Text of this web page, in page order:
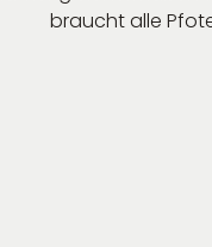
braucht alle